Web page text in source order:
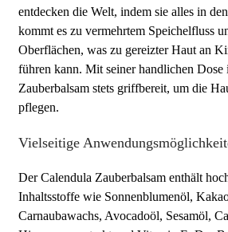
entdecken die Welt, indem sie alles in
kommt es zu vermehrtem Speichelfluss
Oberflächen, was zu gereizter Haut an
führen kann. Mit seiner handlichen Dose
Zauberbalsam stets griffbereit, um die
pflegen.
Vielseitige
Der Calendula Zauberbalsam enthält
Inhaltsstoffe wie Sonnenblumenöl,
Carnaubawachs, Avocadoöl, Sesamöl,